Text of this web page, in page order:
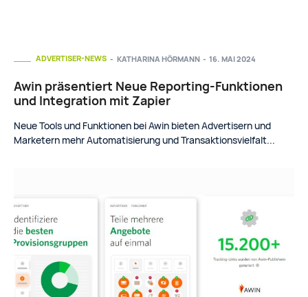
ADVERTISER-NEWS
Awin präsentiert Neue Reporting-Funktionen
und Integration mit Zapier
KATHARINA HÖRMANN - 16. MAI 2024
Neue Tools und Funktionen bei Awin bieten Advertisern und
Marketern mehr Automatisierung und Transaktionsvielfalt...